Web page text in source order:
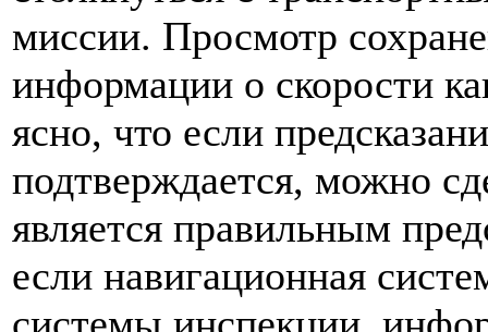
миссии. Просмотр
информации о скорости
ясно, что если
подтверждается, можно
является правильным
если навигационная